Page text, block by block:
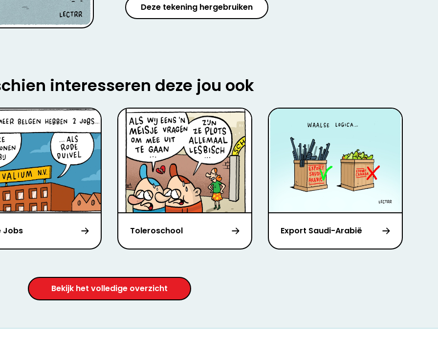
Deze tekening hergebruiken
interesseren deze jou ook
Jobs Toleroschool Export Saudi-Arabië
Bekijk het volledige overzicht